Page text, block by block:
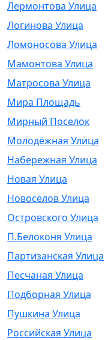
Лермонтова Улица
Логинова Улица
Ломоносова Улица
Мамонтова Улица
Матросова Улица
Мира Площадь
Мирный Поселок
Молодёжная Улица
Набережная Улица
Новая Улица
Новосёлов Улица
Островского Улица
П.Белоконя Улица
Партизанская Улица
Песчаная Улица
Подборная Улица
Пушкина Улица
Российская Улица